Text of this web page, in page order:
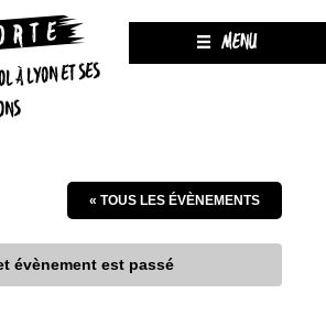
À LYON ET SES
MENU
« TOUS LES ÉVÈNEMENTS
évènement est passé